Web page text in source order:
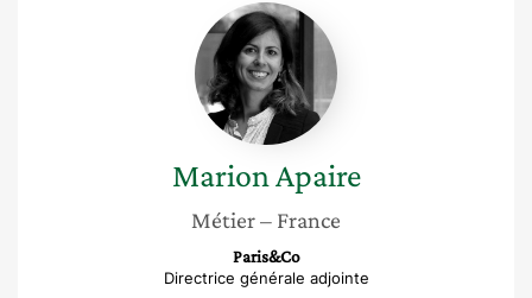
Marion
Apaire
MarionApaire
Métier– France
Paris&Co
Directrice générale adjointe